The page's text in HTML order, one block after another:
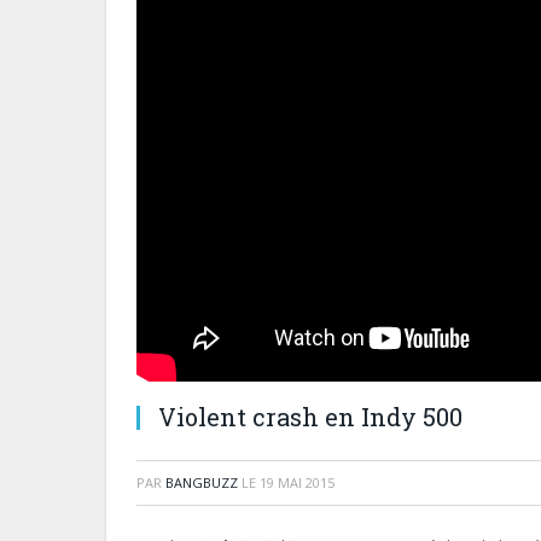
Violent crash en Indy 500
PAR BANGBUZZ LE 19 MAI 2015